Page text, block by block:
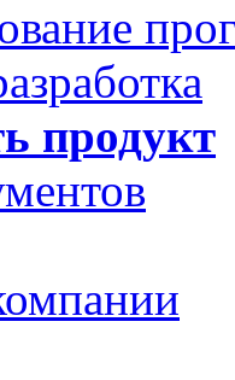
продукт